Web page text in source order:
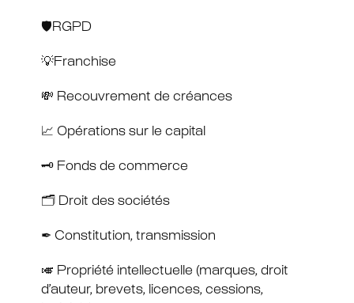
🛡RGPD
💡Franchise
💸 Recouvrement de créances
📈 Opérations sur le capital
🗝 Fonds de commerce
🗂 Droit des sociétés
✒ Constitution, transmission
🎺 Propriété intellectuelle (marques, droit
d’auteur, brevets, licences, cessions,